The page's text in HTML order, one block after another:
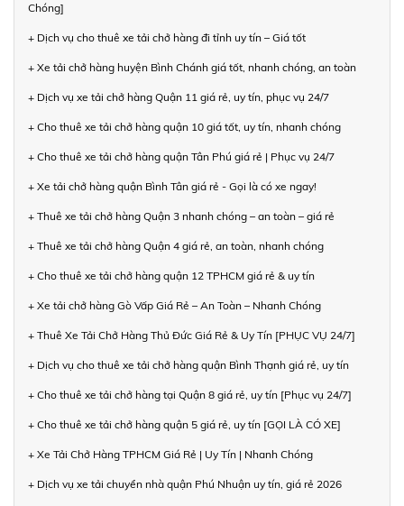
Chóng]
+ Dịch vụ cho thuê xe tải chở hàng đi tỉnh uy tín – Giá tốt
+ Xe tải chở hàng huyện Bình Chánh giá tốt, nhanh chóng, an toàn
+ Dịch vụ xe tải chở hàng Quận 11 giá rẻ, uy tín, phục vụ 24/7
+ Cho thuê xe tải chở hàng quận 10 giá tốt, uy tín, nhanh chóng
+ Cho thuê xe tải chở hàng quận Tân Phú giá rẻ | Phục vụ 24/7
+ Xe tải chở hàng quận Bình Tân giá rẻ - Gọi là có xe ngay!
+ Thuê xe tải chở hàng Quận 3 nhanh chóng – an toàn – giá rẻ
+ Thuê xe tải chở hàng Quận 4 giá rẻ, an toàn, nhanh chóng
+ Cho thuê xe tải chở hàng quận 12 TPHCM giá rẻ & uy tín
+ Xe tải chở hàng Gò Vấp Giá Rẻ – An Toàn – Nhanh Chóng
+ Thuê Xe Tải Chở Hàng Thủ Đức Giá Rẻ & Uy Tín [PHỤC VỤ 24/7]
+ Dịch vụ cho thuê xe tải chở hàng quận Bình Thạnh giá rẻ, uy tín
+ Cho thuê xe tải chở hàng tại Quận 8 giá rẻ, uy tín [Phục vụ 24/7]
+ Cho thuê xe tải chở hàng quận 5 giá rẻ, uy tín [GỌI LÀ CÓ XE]
+ Xe Tải Chở Hàng TPHCM Giá Rẻ | Uy Tín | Nhanh Chóng
+ Dịch vụ xe tải chuyển nhà quận Phú Nhuận uy tín, giá rẻ 2026